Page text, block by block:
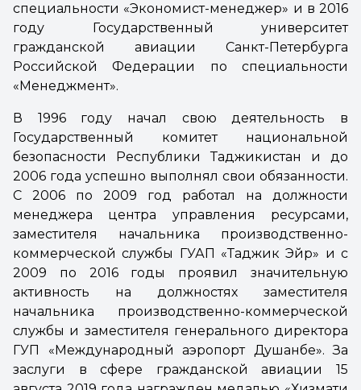
специальности «Экономист-менеджер» и в 2016
году Государственный университет
гражданской авиации Санкт-Петербурга
Российской Федерации по специальности
«Менеджмент».
В 1996 году начал свою деятельность в
Государственный комитет национальной
безопасности Республики Таджикистан и до
2006 года успешно выполнял свои обязанности.
С 2006 по 2009 год работал на должности
менеджера центра управления ресурсами,
заместителя начальника производственно-
коммерческой службы ГУАП «Таджик Эйр» и с
2009 по 2016 годы проявил значительную
активность на должностях заместителя
начальника производственно-коммерческой
службы и заместителя генерального директора
ГУП «Международный аэропорт Душанбе». За
заслуги в сфере гражданской авиации 15